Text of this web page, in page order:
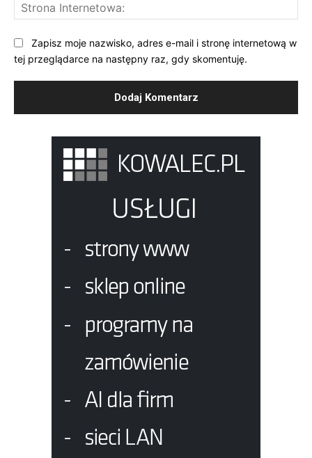
Zapisz moje nazwisko, adres e-mail i stronę internetową w
tej przeglądarce na następny raz, gdy skomentuję.